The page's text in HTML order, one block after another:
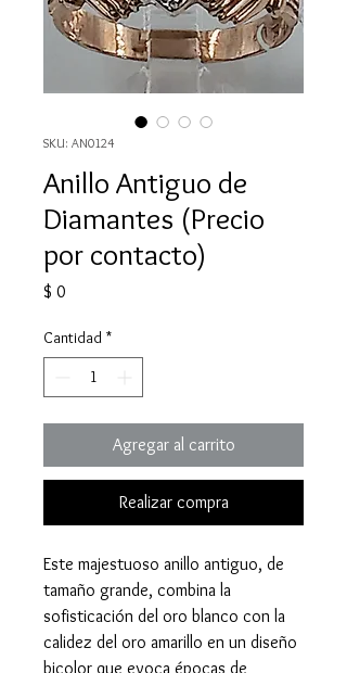
SKU: AN0124
Anillo Antiguo de
Diamantes (Precio
por contacto)
$ 0
Cantidad *
Agregar al carrito
Realizar compra
Este majestuoso anillo antiguo, de
tamaño grande, combina la
sofisticación del oro blanco con la
calidez del oro amarillo en un diseño
bicolor que evoca épocas de